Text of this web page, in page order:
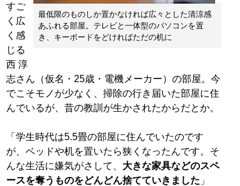
最低限のものしか置かなければ広々とした清涼感
あふれる部屋。テレビと一体型のパソコンを置
き、キーボードをどければただの机に
すご
く広
く感
じる
西 淳
志さん（仮名・25歳・電機メーカー）の部屋。今
でこそモノが少なく、掃除の行き届いた部屋に住
んでいるが、昔の教訓が生かされたからだとか。
「学生時代は5.5畳の部屋に住んでいたのです
が、ベッドや机を置いたら狭くなったんです。そ
んな生活に嫌気がさして、 大きな家具などのスペ
ースを奪うものをどんどん捨てていきました 」